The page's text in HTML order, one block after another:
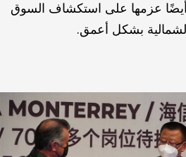
أيضًا عزمها على استكشاف السوق
بشكل أعمق.